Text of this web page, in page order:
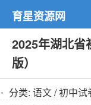
育星资源网
2025年湖北省
版）
分类: 语文/初中试